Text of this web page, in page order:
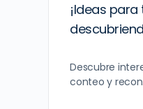
¡Ideas
Descubre
conteo y